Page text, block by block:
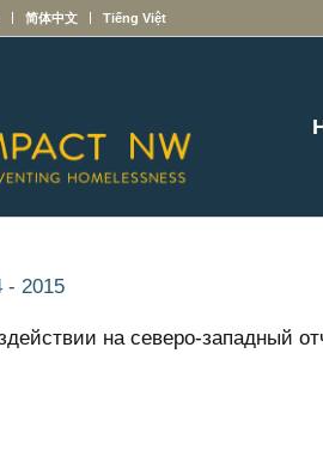
简体中文 Tiếng Việt
- 2015
на северо-западный